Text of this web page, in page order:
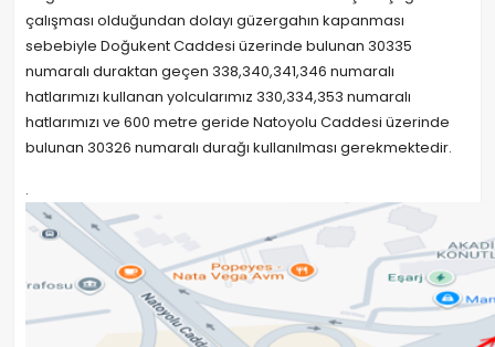
çalışması olduğundan dolayı güzergahın kapanması
sebebiyle Doğukent Caddesi üzerinde bulunan 30335
numaralı duraktan geçen 338,340,341,346 numaralı
hatlarımızı kullanan yolcularımız 330,334,353 numaralı
hatlarımızı ve 600 metre geride Natoyolu Caddesi üzerinde
bulunan 30326 numaralı durağı kullanılması gerekmektedir.
.